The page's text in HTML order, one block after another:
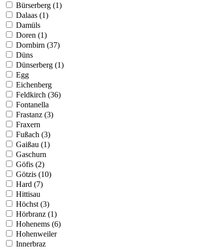
Bürserberg (1)
Dalaas (1)
Damüls
Doren (1)
Dornbirn (37)
Düns
Dünserberg (1)
Egg
Eichenberg
Feldkirch (36)
Fontanella
Frastanz (3)
Fraxern
Fußach (3)
Gaißau (1)
Gaschurn
Göfis (2)
Götzis (10)
Hard (7)
Hittisau
Höchst (3)
Hörbranz (1)
Hohenems (6)
Hohenweiler
Innerbraz